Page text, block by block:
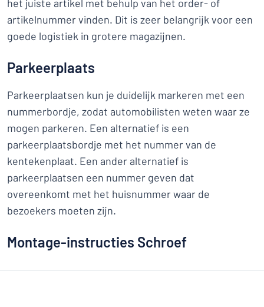
het juiste artikel met behulp van het order- of
artikelnummer vinden. Dit is zeer belangrijk voor een
goede logistiek in grotere magazijnen.
Parkeerplaats
Parkeerplaatsen kun je duidelijk markeren met een
nummerbordje, zodat automobilisten weten waar ze
mogen parkeren. Een alternatief is een
parkeerplaatsbordje met het nummer van de
kentekenplaat. Een ander alternatief is
parkeerplaatsen een nummer geven dat
overeenkomt met het huisnummer waar de
bezoekers moeten zijn.
Montage-instructies Schroef